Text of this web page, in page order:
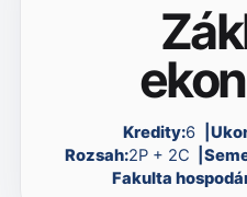
Kredity:6
Rozsah:2P + 2C
Fakulta